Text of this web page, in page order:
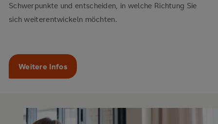
Schwerpunkte und entscheiden, in welche Richtung Sie
sich weiterentwickeln möchten.
Weitere Infos